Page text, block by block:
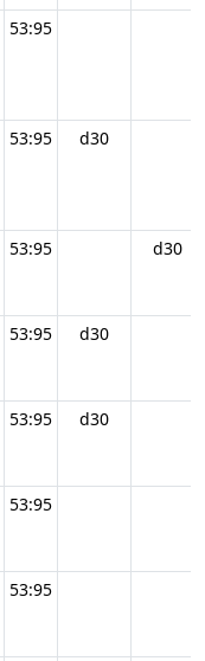
53:95
53:95 d30
53:95 d30
53:95 d30
53:95 d30
53:95
53:95